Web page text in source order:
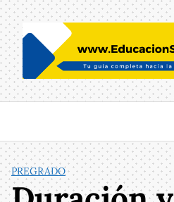
Saltar
al
contenido
PREGRADO